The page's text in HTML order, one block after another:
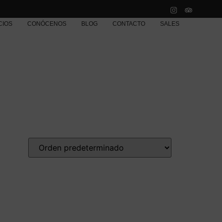
CONÓCENOS BLOG CONTACTO SALES